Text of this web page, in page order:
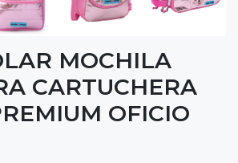
MOCHILA
CARTUCHERA
OFICIO